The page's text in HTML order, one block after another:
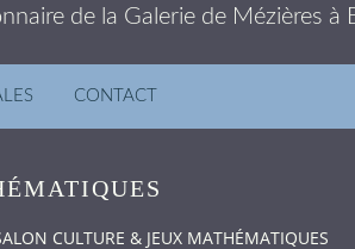
de la Galerie de Mézières à
CONTACT
CULTURE & JEUX MATHÉMATIQUES